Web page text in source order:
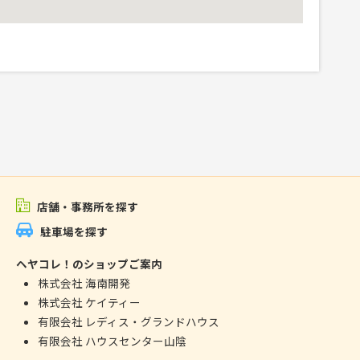
店舗・事務所を探す
駐車場を探す
ヘヤコレ！のショップご案内
株式会社 海南開発
株式会社 ケイティー
有限会社 レディス・グランドハウス
有限会社 ハウスセンター山陰